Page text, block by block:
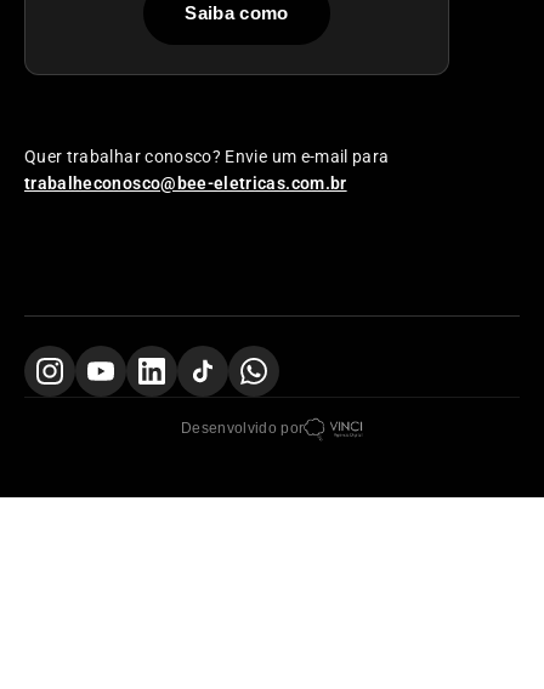
Saiba como
Quer trabalhar conosco? Envie um e-mail para
trabalheconosco@bee-eletricas.com.br
Desenvolvido por